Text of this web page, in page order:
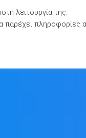
λειτουργία της.
παρέχει πληροφορίες